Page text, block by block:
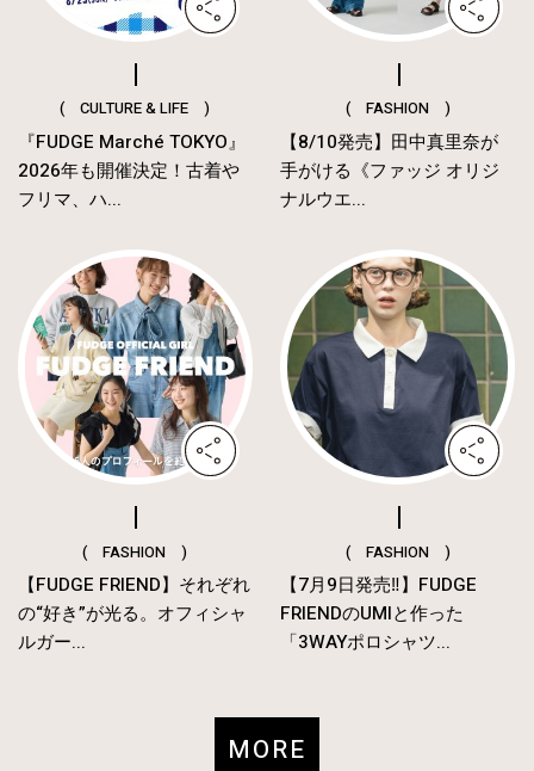
( CULTURE & LIFE )
『FUDGE Marché TOKYO』
2026年も開催決定！古着や
フリマ、ハ...
( FASHION )
【8/10発売】田中真里奈が
手がける《ファッジ オリジ
ナルウエ...
( FASHION )
【FUDGE FRIEND】それぞれ
の“好き”が光る。オフィシャ
ルガー...
( FASHION )
【7月9日発売‼︎】FUDGE
FRIENDのUMIと作った
「3WAYポロシャツ...
MORE